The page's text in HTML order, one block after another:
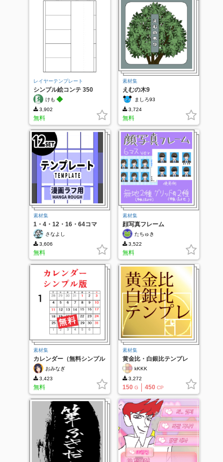
レイヤーテンプレート
シンプル絵コンテ 350
けも ◆
3,902
無料
素材集
えむの木9
ましろ93
3,724
無料
素材集
1・4・12・16・64コマ
（漫画ラフ用）
さなよし
3,606
無料
素材集
顔写真フレーム
たちゅき
3,522
無料
素材集
カレンダー（無料シンプル
版） おみなぎ
3,423
無料
素材集
黄金比・白銀比テンプレ
kKKK
3,272
150 G 450 CP